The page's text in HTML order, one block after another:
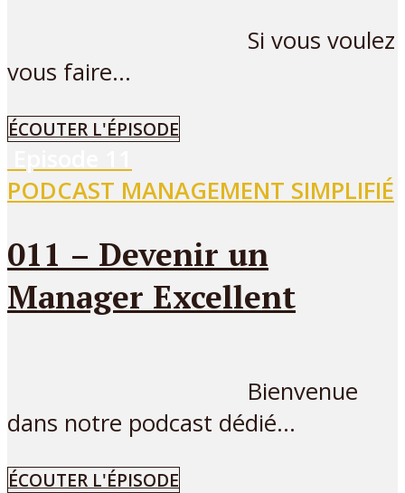
Si vous voulez
vous faire...
ÉCOUTER L'ÉPISODE
PODCAST MANAGEMENT SIMPLIFIÉ
011 – Devenir un
Manager Excellent
Bienvenue
dans notre podcast dédié...
ÉCOUTER L'ÉPISODE